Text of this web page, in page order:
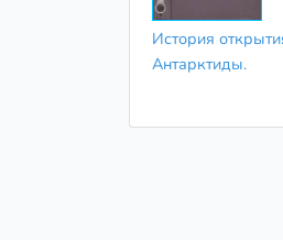
История
Антарктиды.